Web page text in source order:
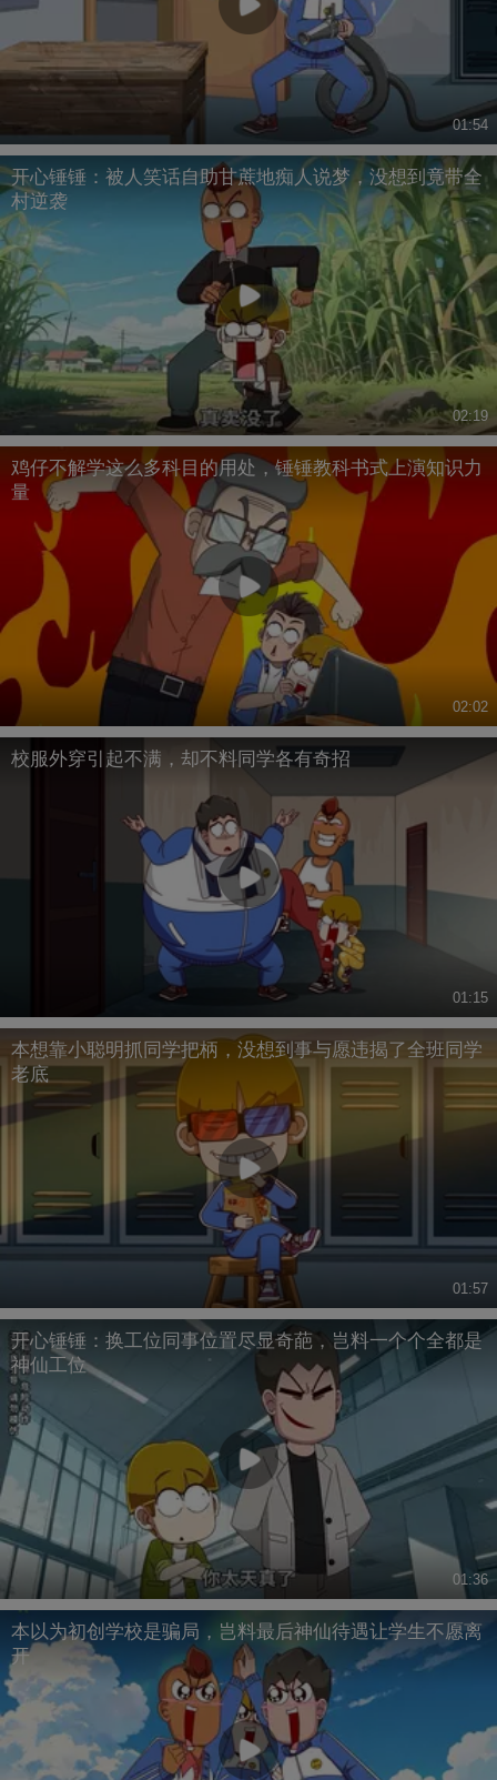
01:54
开心锤锤：被人笑话自助甘蔗地痴人说梦，没想到竟带全
村逆袭
02:19
鸡仔不解学这么多科目的用处，锤锤教科书式上演知识力
量
02:02
校服外穿引起不满，却不料同学各有奇招
01:15
本想靠小聪明抓同学把柄，没想到事与愿违揭了全班同学
老底
01:57
开心锤锤：换工位同事位置尽显奇葩，岂料一个个全都是
神仙工位
01:36
本以为初创学校是骗局，岂料最后神仙待遇让学生不愿离
开